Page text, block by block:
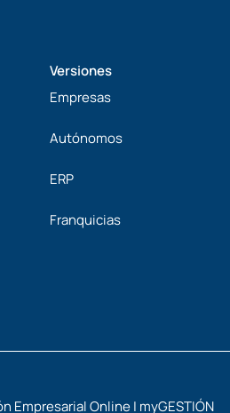
Versiones
Empresas
Autónomos
ERP
Franquicias
Empresarial Online | myGESTIÓN